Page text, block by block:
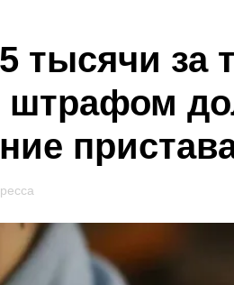
тысячи за
штрафом